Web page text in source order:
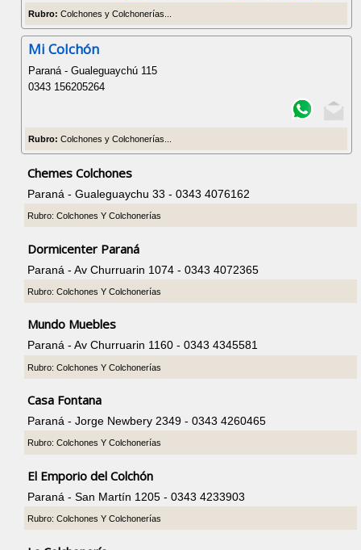
Rubro: Colchones y Colchonerías...
Mi Colchón
Paraná - Gualeguaychú 115
0343 156205264
Rubro: Colchones y Colchonerías...
Chemes Colchones
Paraná - Gualeguaychu 33 - 0343 4076162
Rubro: Colchones Y Colchonerías
Dormicenter Paraná
Paraná - Av Churruarin 1074 - 0343 4072365
Rubro: Colchones Y Colchonerías
Mundo Muebles
Paraná - Av Churruarin 1160 - 0343 4345581
Rubro: Colchones Y Colchonerías
Casa Fontana
Paraná - Jorge Newbery 2349 - 0343 4260465
Rubro: Colchones Y Colchonerías
El Emporio del Colchón
Paraná - San Martín 1205 - 0343 4233903
Rubro: Colchones Y Colchonerías